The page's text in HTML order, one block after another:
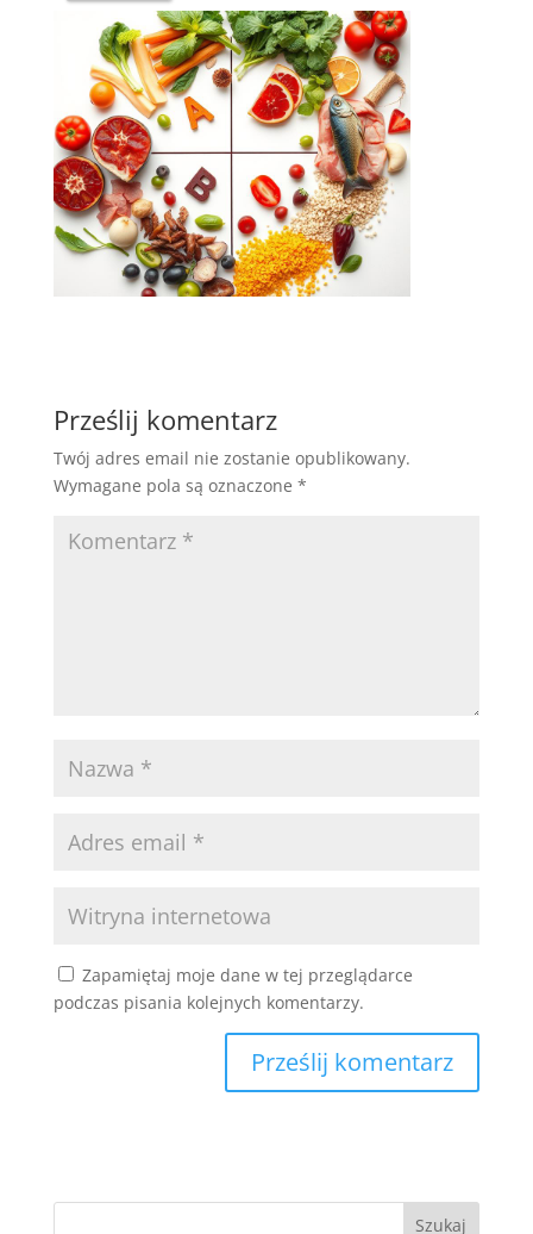
Prześlij komentarz
Twój adres email nie zostanie opublikowany.
Wymagane pola są oznaczone *
Zapamiętaj moje dane w tej przeglądarce
podczas pisania kolejnych komentarzy.